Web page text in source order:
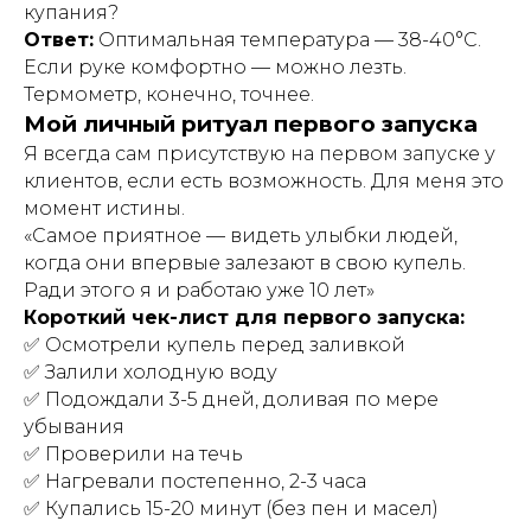
купания?
Ответ: Оптимальная температура — 38-40°C.
Если руке комфортно — можно лезть.
Термометр, конечно, точнее.
Мой личный ритуал первого запуска
Я всегда сам присутствую на первом запуске у
клиентов, если есть возможность. Для меня это
момент истины.
«Самое приятное — видеть улыбки людей,
когда они впервые залезают в свою купель.
Ради этого я и работаю уже 10 лет»
Короткий чек-лист для первого запуска:
✅ Осмотрели купель перед заливкой
✅ Залили холодную воду
✅ Подождали 3-5 дней, доливая по мере
убывания
✅ Проверили на течь
✅ Нагревали постепенно, 2-3 часа
✅ Купались 15-20 минут (без пен и масел)